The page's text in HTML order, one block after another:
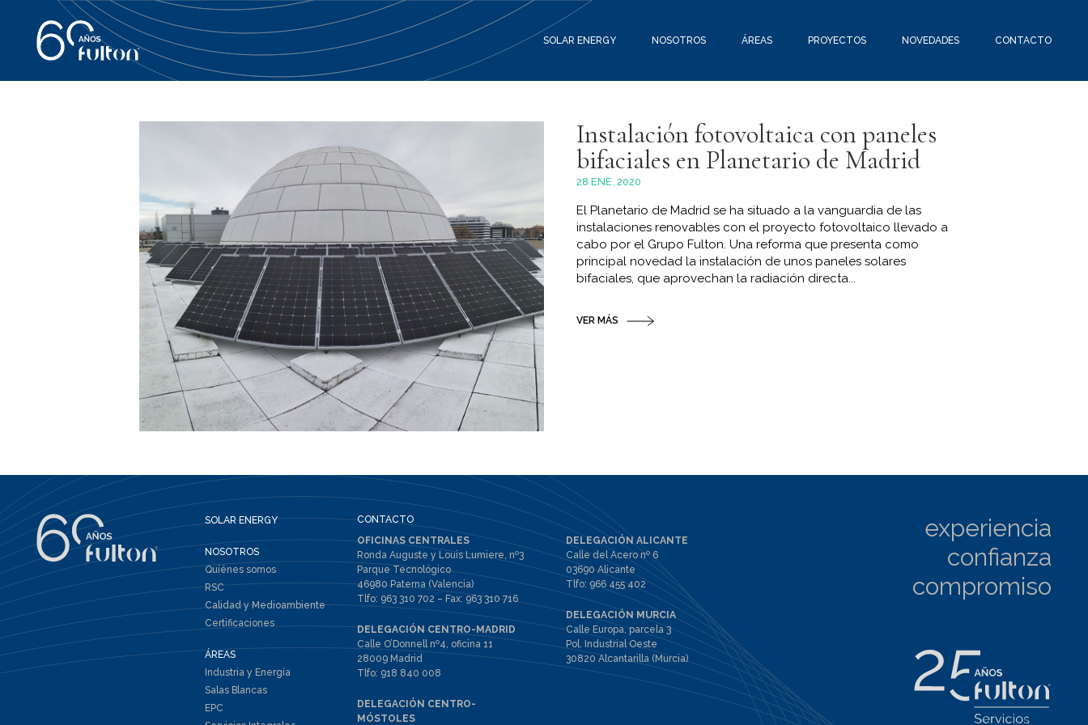
SOLAR ENERGY NOSOTROS ÁREAS PROYECTOS NOVEDADES CONTACTO
Instalación fotovoltaica con paneles
bifaciales en Planetario de Madrid
28 ENE, 2020
El Planetario de Madrid se ha situado a la vanguardia de las
instalaciones renovables con el proyecto fotovoltaico llevado a
cabo por el Grupo Fulton. Una reforma que presenta como
principal novedad la instalación de unos paneles solares
bifaciales, que aprovechan la radiación directa...
VER MÁS
SOLAR ENERGY
NOSOTROS
Quiénes somos
RSC
Calidad y Medioambiente
Certificaciones
ÁREAS
Industria y Energía
Salas Blancas
EPC
CONTACTO
OFICINAS CENTRALES
Ronda Auguste y Louis Lumiere, nº3
Parque Tecnológico
46980 Paterna (Valencia)
Tlfo: 963 310 702 – Fax: 963 310 716
DELEGACIÓN CENTRO-MADRID
Calle O’Donnell nº4, oficina 11
28009 Madrid
Tlfo: 918 840 008
DELEGACIÓN CENTRO-
MÓSTOLES
DELEGACIÓN ALICANTE
Calle del Acero nº 6
03690 Alicante
Tlfo:966 455 402
DELEGACIÓN MURCIA
Calle Europa, parcela 3
Pol. Industrial Oeste
30820 Alcantarilla (Murcia)
experiencia
confianza
compromiso